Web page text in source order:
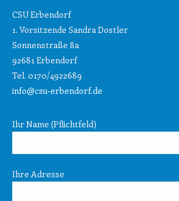
CSU Erbendorf
1. Vorsitzende Sandra Dostler
Sonnenstraße 8a
92681 Erbendorf
Tel. 0170/4922689
info@csu-erbendorf.de
Ihr Name (Pflichtfeld)
Ihre Adresse